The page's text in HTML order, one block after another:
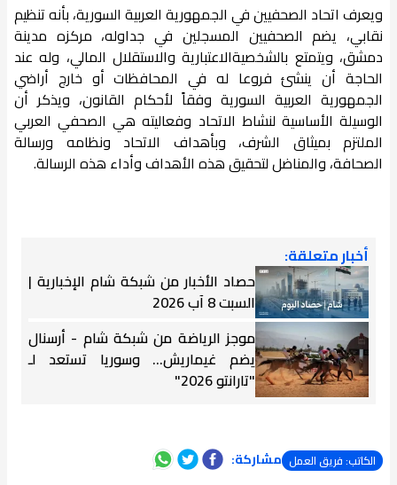
ويعرف اتحاد الصحفيين في الجمهورية العربية السورية، بأنه تنظيم
نقابي، يضم الصحفيين المسجلين في جداوله، مركزه مدينة
دمشق، ويتمتع بالشخصيةالاعتبارية والاستقلال المالي، وله عند
الحاجة أن ينشئ فروعا له في المحافظات أو خارج أراضي
الجمهورية العربية السورية وفقاً لأحكام القانون، ويذكر أن
الوسيلة الأساسية لنشاط الاتحاد وفعاليته هي الصحفي العربي
الملتزم بميثاق الشرف، وبأهداف الاتحاد ونظامه ورسالة
الصحافة، والمناضل لتحقيق هذه الأهداف وأداء هذه الرسالة.
أخبار متعلقة:
حصاد الأخبار من شبكة شام الإخبارية |
السبت 8 آب 2026
موجز الرياضة من شبكة شام - أرسنال
يضم غيماريش... وسوريا تستعد لـ
"تارانتو 2026"
الكاتب: فريق العمل مشاركة: